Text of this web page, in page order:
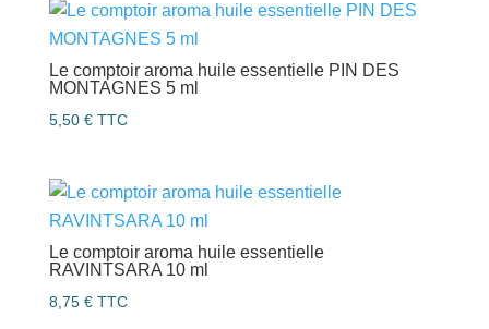
Le comptoir aroma huile essentielle PIN DES
MONTAGNES 5 ml
5,50 € TTC
Le comptoir aroma huile essentielle
RAVINTSARA 10 ml
8,75 € TTC